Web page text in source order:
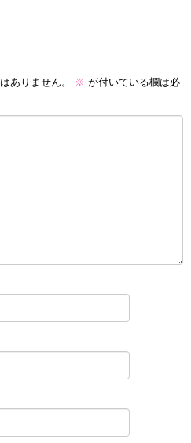
ありません。 ※ が付いている欄は必